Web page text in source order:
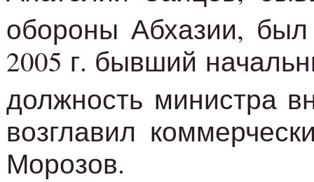
обороны Абхазии,
2005 г. бывший
должность министра
возглавил
Морозов.